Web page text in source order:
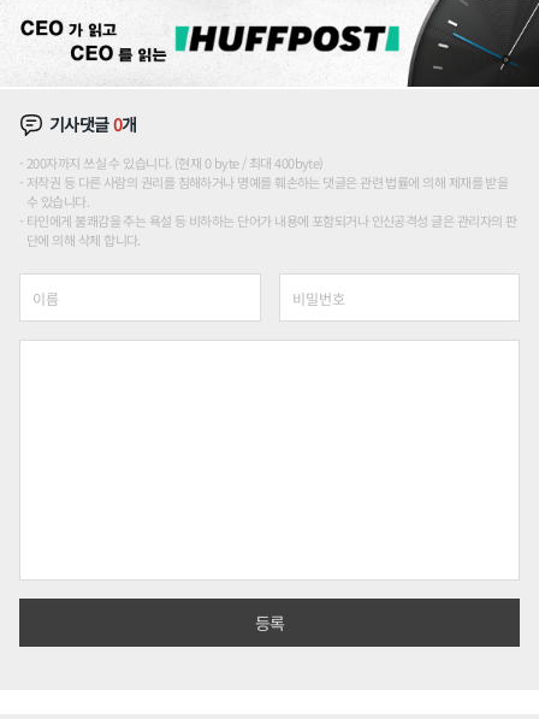
기사댓글0개
200자까지 쓰실 수 있습니다. (현재 0 byte / 최대 400byte)
저작권 등 다른 사람의 권리를 침해하거나 명예를 훼손하는 댓글은 관련 법률에 의해 제재를 받을
수 있습니다.
타인에게 불쾌감을 주는 욕설 등 비하하는 단어가 내용에 포함되거나 인신공격성 글은 관리자의 판
단에 의해 삭제 합니다.